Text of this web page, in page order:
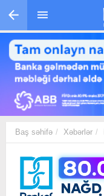
Skip to main content
Baş səhifə Xəbərlər